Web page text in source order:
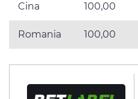
Cina 100,00
Romania 100,00